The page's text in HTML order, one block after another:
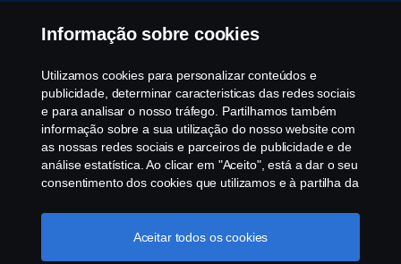
Whistleblowing
Política ambiental
Governance, Risk & Compliance
Cookie Configurações
Informação sobre cookies
Utilizamos cookies para personalizar conteúdos e
publicidade, determinar caracteristicas das redes sociais
e para analisar o nosso tráfego. Partilhamos também
informação sobre a sua utilização do nosso website com
as nossas redes sociais e parceiros de publicidade e de
análise estatística. Ao clicar em "Aceito", está a dar o seu
consentimento dos cookies que utilizamos e à partilha da
utilizamos os cookies, visite a nossa secção de cookies,
ou clique no link em rodapé, ou como gerimos os seus
Aceitar todos os cookies